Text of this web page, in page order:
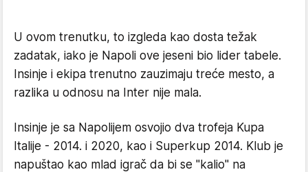
U ovom trenutku, to izgleda kao dosta težak
zadatak, iako je Napoli ove jeseni bio lider tabele.
Insinje i ekipa trenutno zauzimaju treće mesto, a
razlika u odnosu na Inter nije mala.
Insinje je sa Napolijem osvojio dva trofeja Kupa
Italije - 2014. i 2020, kao i Superkup 2014. Klub je
napuštao kao mlad igrač da bi se "kalio" na